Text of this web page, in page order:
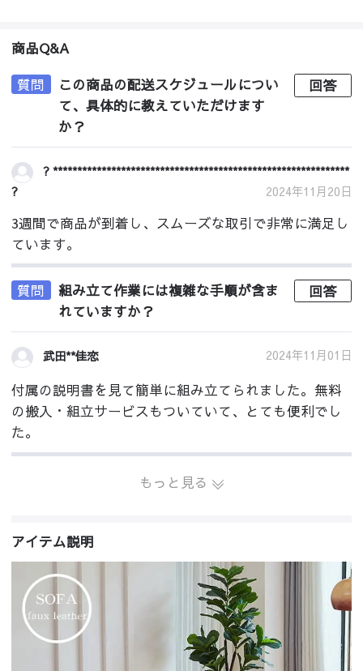
商品Q&A
質問
この商品の配送スケジュールについ
て、具体的に教えていただけます
か？
回答
? *************************************************************
?
2024年11月20日
3週間で商品が到着し、スムーズな取引で非常に満足し
ています。
質問
組み立て作業には複雑な手順が含ま
れていますか？
回答
武田**佳恋 2024年11月01日
付属の説明書を見て簡単に組み立てられました。無料
の搬入・組立サービスもついていて、とても便利でし
た。
もっと見る
アイテム説明